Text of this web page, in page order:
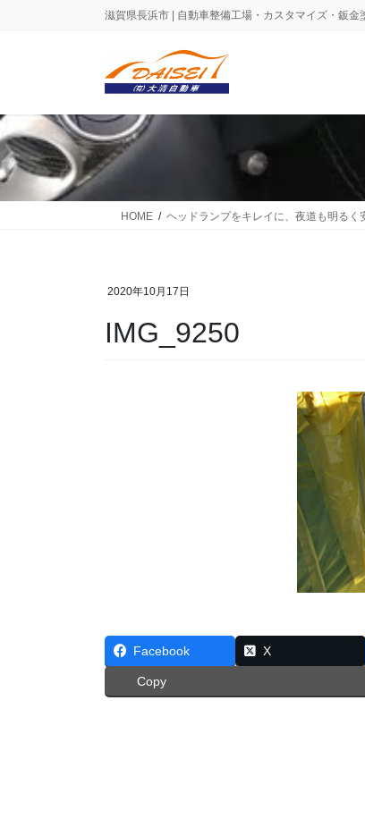
に
移
動
ョ
ン
に
移
動
滋賀県長浜市 | 自動車整備工場・カスタマイズ・鈑金
HOME ヘッドランプをキレイに、夜道も明るく
2020年10月17日
IMG_9250
Facebook X
Copy